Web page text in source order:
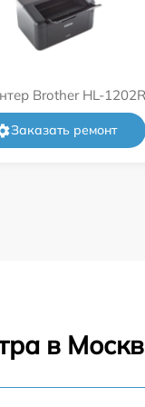
Brother HL-1202R
Заказать ремонт
в